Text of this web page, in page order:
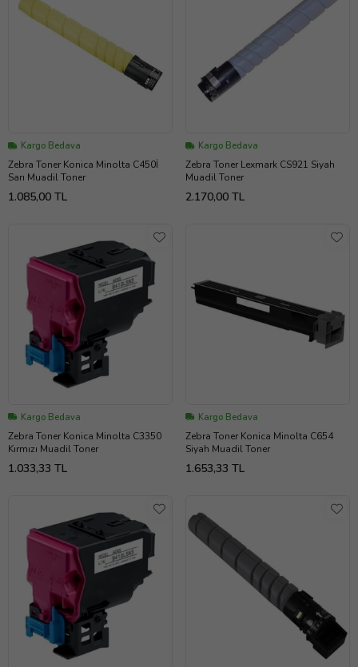
Kargo Bedava
Zebra Toner Konica Minolta C450İ
Sarı Muadil Toner
1.085,00 TL
Kargo Bedava
Zebra Toner Lexmark CS921 Siyah
Muadil Toner
2.170,00 TL
Kargo Bedava
Zebra Toner Konica Minolta C3350
Kırmızı Muadil Toner
1.033,33 TL
Kargo Bedava
Zebra Toner Konica Minolta C654
Siyah Muadil Toner
1.653,33 TL